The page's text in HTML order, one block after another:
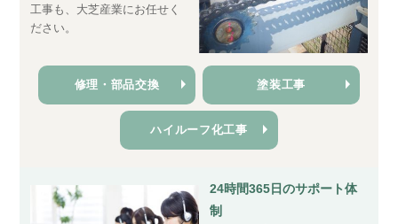
工事も、大芝産業にお任せく
ださい。
修理・部品交換 塗装工事
ハイルーフ化工事
24時間365日のサポート体
制